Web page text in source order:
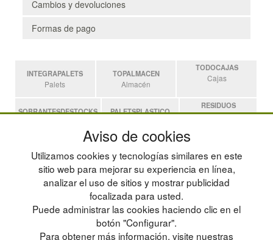
Cambios y devoluciones
Formas de pago
INTEGRAPALETS
Palets
TOPALMACEN
Almacén
TODOCAJAS
Cajas
SOBRANTESDESTOCKS PALETSPLASTICO
RESIDUOS
Residuos
Estanterias
POLÍTICA DE PRIVACIDAD
CONDICIONES DE USO
CAMBIOS Y DEVOLUCIONES
CONTACTO
MAPA WEB
PREGUNTAS FRECUENTES
INGRESA A TU CUENTA
Aviso de cookies
Utilizamos cookies y tecnologías similares en este
sitio web para mejorar su experiencia en línea,
analizar el uso de sitios y mostrar publicidad
focalizada para usted.
Puede administrar las cookies haciendo clic en el
botón "Configurar".
Para obtener más información, visite nuestras